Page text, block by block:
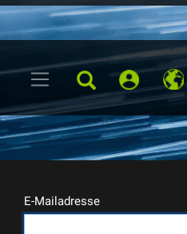
E-Mailadresse